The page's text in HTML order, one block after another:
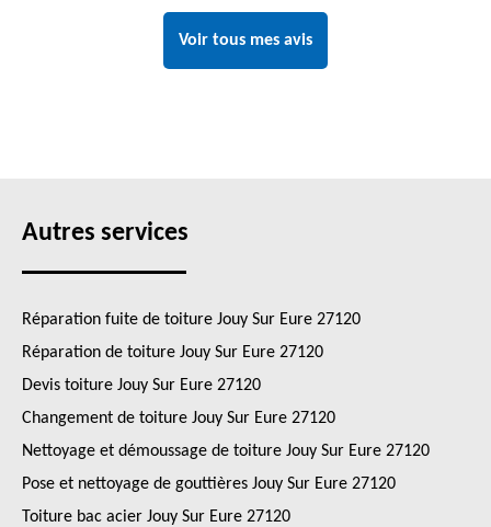
Voir tous mes avis
Autres services
Réparation fuite de toiture Jouy Sur Eure 27120
Réparation de toiture Jouy Sur Eure 27120
Devis toiture Jouy Sur Eure 27120
Changement de toiture Jouy Sur Eure 27120
Nettoyage et démoussage de toiture Jouy Sur Eure 27120
Pose et nettoyage de gouttières Jouy Sur Eure 27120
Toiture bac acier Jouy Sur Eure 27120